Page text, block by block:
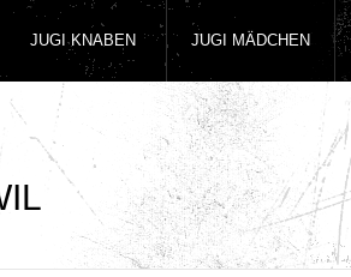
JUGI KNABEN JUGI MÄDCHEN